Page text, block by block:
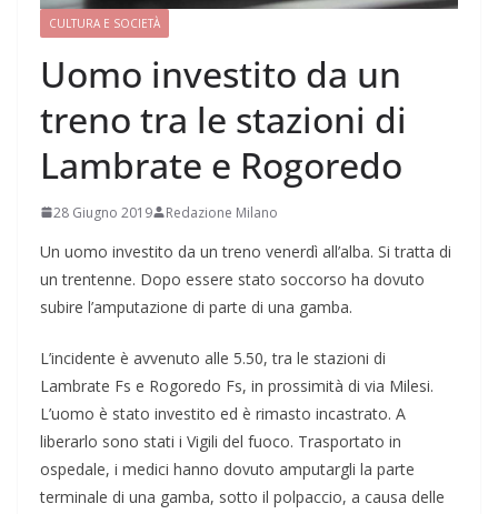
CULTURA E SOCIETÀ
Uomo investito da un
treno tra le stazioni di
Lambrate e Rogoredo
28 Giugno 2019 Redazione Milano
Un uomo investito da un treno venerdì all’alba. Si tratta di
un trentenne. Dopo essere stato soccorso ha dovuto
subire l’amputazione di parte di una gamba.
L’incidente è avvenuto alle 5.50, tra le stazioni di
Lambrate Fs e Rogoredo Fs, in prossimità di via Milesi.
L’uomo è stato investito ed è rimasto incastrato. A
liberarlo sono stati i Vigili del fuoco. Trasportato in
ospedale, i medici hanno dovuto amputargli la parte
terminale di una gamba, sotto il polpaccio, a causa delle